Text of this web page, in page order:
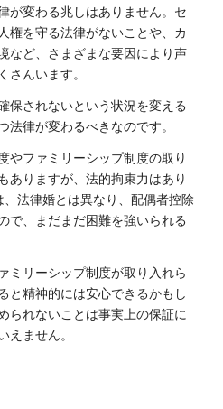
が変わる兆しはありません。セ
権を守る法律がないことや、カ
など、さまざまな要因により声
んいます。
保されないという状況を変える
律が変わるべきなのです。
やファミリーシップ制度の取り
ありますが、法的拘束力はあり
法律婚とは異なり、配偶者控除
で、まだまだ困難を強いられる
ミリーシップ制度が取り入れら
と精神的には安心できるかもし
られないことは事実上の保証に
ません。